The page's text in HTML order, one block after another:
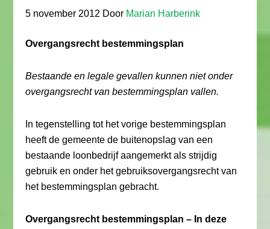
5 november 2012 Door Marian Harberink
Overgangsrecht bestemmingsplan
Bestaande en legale gevallen kunnen niet onder
overgangsrecht van bestemmingsplan vallen.
In tegenstelling tot het vorige bestemmingsplan
heeft de gemeente de buitenopslag van een
bestaande loonbedrijf aangemerkt als strijdig
gebruik en onder het gebruiksovergangsrecht van
het bestemmingsplan gebracht.
Overgangsrecht bestemmingsplan – In deze